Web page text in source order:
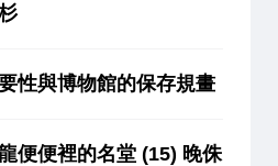
性與博物館的保存規畫
便便裡的名堂 (15) 晚侏